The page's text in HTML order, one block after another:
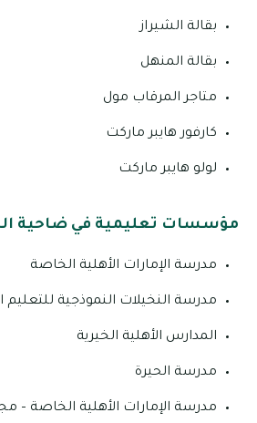
بقالة الشيراز
بقالة المنهل
متاجر المرقاب مول
كارفور هايبر ماركت
لولو هايبر ماركت
مؤسسات تعليمية في ضاحية
مدرسة الإمارات الأهلية الخاصة
مدرسة النخيلات النموذجية للتعليم
المدارس الأهلية الخيرية
مدرسة الحيرة
مدرسة الإمارات الأهلية الخاصة –